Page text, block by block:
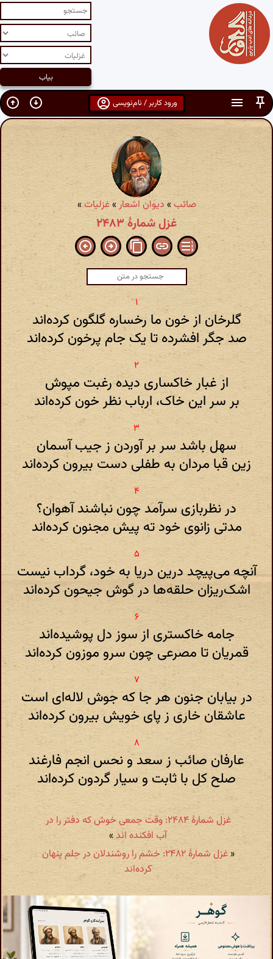
ورود کاربر / نام‌نویسی
صائب »دیوان اشعار»غزلیات»
غزل شمارهٔ ۲۴۸۳
گلرخان از خون ما رخساره گلگون کرده‌اند
صد جگر افشرده تا یک جام پرخون کرده‌اند
از غبار خاکساری دیده رغبت مپوش
بر سر این خاک، ارباب نظر خون کرده‌اند
سهل باشد سر بر آوردن ز جیب آسمان
زین قبا مردان به طفلی دست بیرون کرده‌اند
در نظربازی سرآمد چون نباشند آهوان؟
مدتی زانوی خود ته پیش مجنون کرده‌اند
آنچه می‌پیچد درین دریا به خود، گرداب نیست
اشک‌ریزان حلقه‌ها در گوش جیحون کرده‌اند
جامه خاکستری از سوز دل پوشیده‌اند
قمریان تا مصرعی چون سرو موزون کرده‌اند
در بیابان جنون هر جا که جوش لاله‌ای است
عاشقان خاری ز پای خویش بیرون کرده‌اند
عارفان صائب ز سعد و نحس انجم فارغند
صلح کل با ثابت و سیار گردون کرده‌اند
غزل شمارهٔ ۲۴۸۴: وقت جمعی خوش که دفتر را در
آب افکنده اند»
«
غزل شمارهٔ ۲۴۸۲: خشم را روشندلان در حِلم پنهان
کرده‌اند